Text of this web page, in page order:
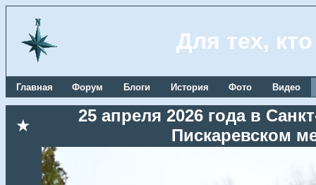
Для тех,
Главная Форум Блоги История Фото Видео
★
25 апреля 2026 года в
Пискаревском